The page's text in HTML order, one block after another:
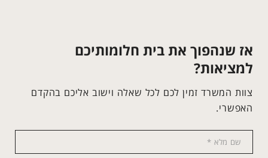
אז שנהפוך את בית חלומותיכם
למציאות?
צוות המשרד זמין לכם לכל שאלה וישוב אליכם בהקדם
האפשרי.